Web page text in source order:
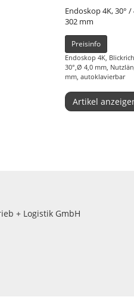
Endoskop 4K, 30°
302 mm
Preisinfo
Endoskop 4K,
30°,Ø 4,0 mm,
mm, autoklavierbar
Artikel
+ Logistik GmbH